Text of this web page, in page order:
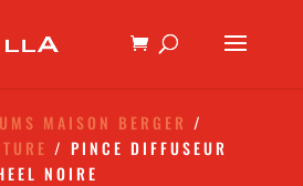
MAISON BERGER /
/ PINCE DIFFUSEUR
NOIRE